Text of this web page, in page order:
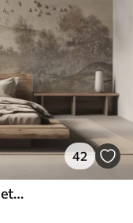
42
Texturerat vintagelandskap med ett träd nära en flod och en molnig himmel, naturkonst i sepiatoner